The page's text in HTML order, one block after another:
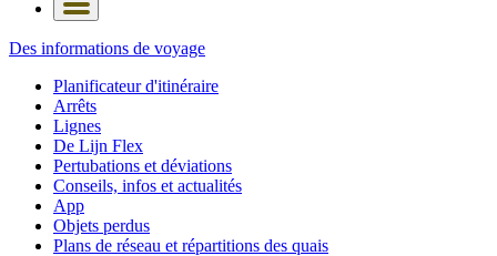
Des informations de voyage
Planificateur d'itinéraire
Arrêts
Lignes
De Lijn Flex
Pertubations et déviations
Conseils, infos et actualités
App
Objets perdus
Plans de réseau et répartitions des quais